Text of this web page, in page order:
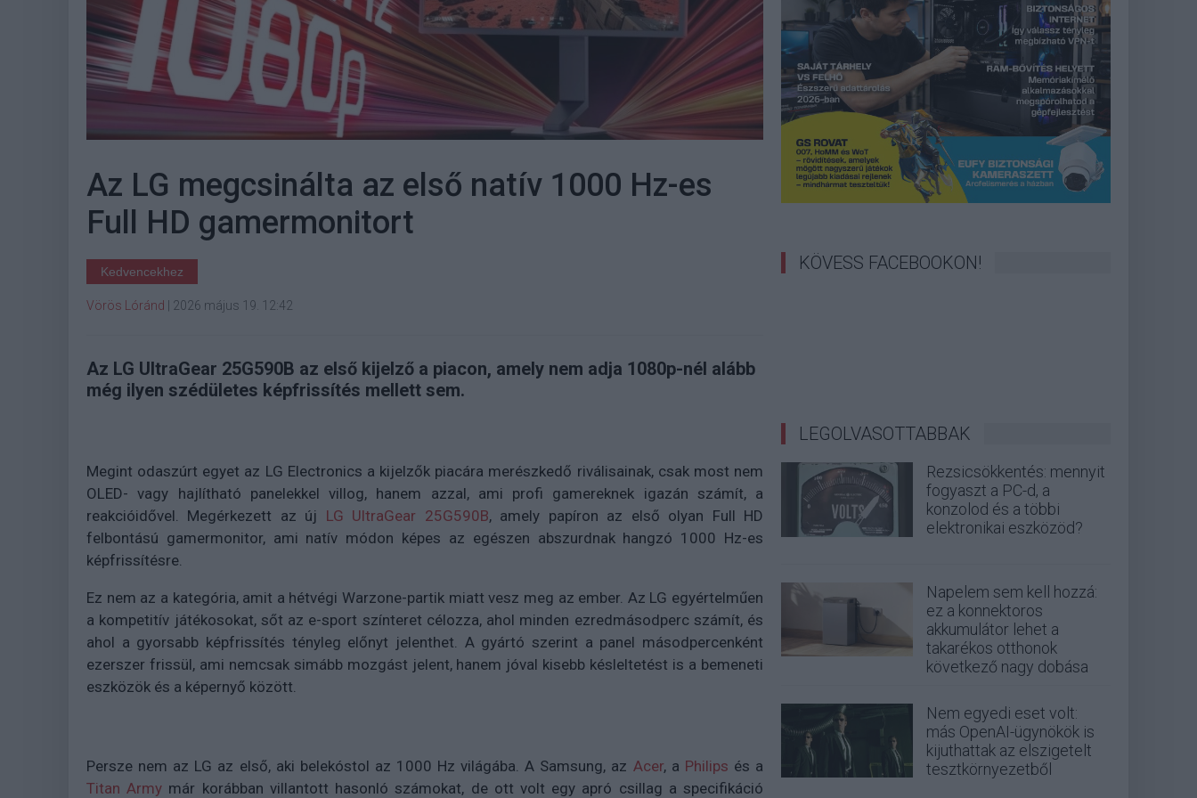
Az LG megcsinálta az első natív 1000 Hz-es
Full HD gamermonitort
Kedvencekhez
Vörös Lóránd 2026 május 19. 12:42
Az LG UltraGear 25G590B az első kijelző a piacon, amely nem adja 1080p-nél alább
még ilyen szédületes képfrissítés mellett sem.
Megint odaszúrt egyet az LG Electronics a kijelzők piacára merészkedő riválisainak, csak most nem
OLED- vagy hajlítható panelekkel villog, hanem azzal, ami profi gamereknek igazán számít, a
reakcióidővel. Megérkezett az új LG UltraGear 25G590B, amely papíron az első olyan Full HD
felbontású gamermonitor, ami natív módon képes az egészen abszurdnak hangzó 1000 Hz-es
képfrissítésre.
Ez nem az a kategória, amit a hétvégi Warzone-partik miatt vesz meg az ember. Az LG egyértelműen
a kompetitív játékosokat, sőt az e-sport színteret célozza, ahol minden ezredmásodperc számít, és
ahol a gyorsabb képfrissítés tényleg előnyt jelenthet. A gyártó szerint a panel másodpercenként
ezerszer frissül, ami nemcsak simább mozgást jelent, hanem jóval kisebb késleltetést is a bemeneti
eszközök és a képernyő között.
Persze nem az LG az első, aki belekóstol az 1000 Hz világába. A Samsung, az Acer, a Philips és a
Titan Army már korábban villantott hasonló számokat, de ott volt egy apró csillag a specifikáció
KÖVESS FACEBOOKON!
LEGOLVASOTTABBAK
Rezsicsökkentés: mennyit
fogyaszt a PC-d, a
konzolod és a többi
elektronikai eszközöd?
Napelem sem kell hozzá:
ez a konnektoros
akkumulátor lehet a
takarékos otthonok
következő nagy dobása
Nem egyedi eset volt:
más OpenAI-ügynökök is
kijuthattak az elszigetelt
tesztkörnyezetből